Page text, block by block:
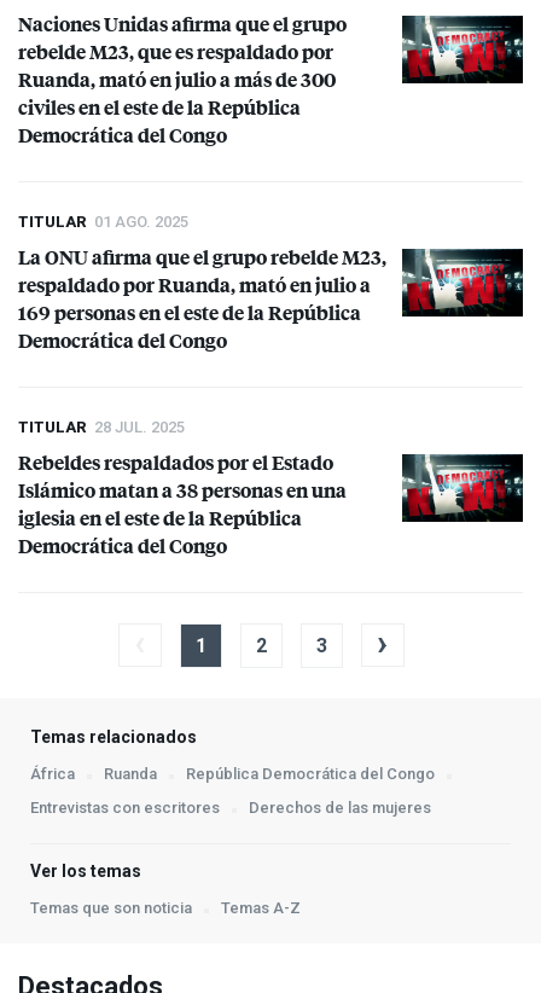
Naciones Unidas afirma que el grupo
rebelde M23, que es respaldado por
Ruanda, mató en julio a más de 300
civiles en el este de la República
Democrática del Congo
TITULAR 01 AGO. 2025
LaONUafirma que el grupo rebelde M23,
respaldado por Ruanda, mató en julio a
169 personas en el este de la República
Democrática del Congo
TITULAR 28 JUL. 2025
Rebeldes respaldados por el Estado
Islámico matan a 38 personas en una
iglesia en el este de la República
Democrática del Congo
1 2 3 ›
Temas relacionados
África Ruanda
República Democrática del Congo
Entrevistas con escritores
Derechos de las mujeres
Ver los temas
Temas que son noticia Temas A-Z
Destacados